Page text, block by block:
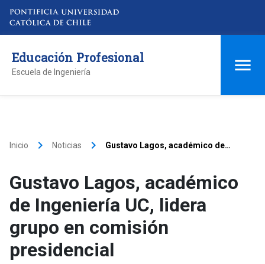
Educación Profesional
Escuela de Ingeniería
Inicio keyboard_arrow_right Noticias keyboard_arrow_right
Gustavo Lagos, académico de
Gustavo Lagos, académico
de Ingeniería UC, lidera
grupo en comisión
presidencial